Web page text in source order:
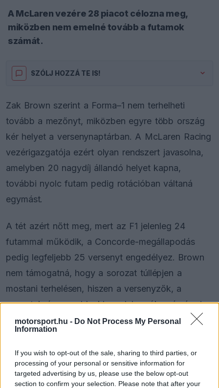
motorsport.hu - Do Not Process My Personal
Information
If you wish to opt-out of the sale, sharing to third parties, or
processing of your personal or sensitive information for
targeted advertising by us, please use the below opt-out
section to confirm your selection. Please note that after your
A McLaren vezére 28 piacot célozna meg,
miközben nem emelné tovább a futamok
számát.
SZÓLJ HOZZÁ TE IS!
Zak Brown szerint a Forma–1 nem terhelheti
tovább a mezőnyt, miközben egyre több ország
kér helyet a versenynaptárban. A McLaren Racing
vezérigazgatója ezért olyan rendszert javasolna,
amelyben 20 nagydíj állandó helyet kapna,
további nyolc futam pedig rotációban váltaná
egymást.
A tét azért nőtt meg, mert az F1 jelenleg 24
futammal működik, a Concorde-megállapodás
pedig legfeljebb 25 versenyt engedélyez. Brown
nem támogatná, hogy a sorozat túllépjen a
mostani terhelésen, hiszen a versenyzők, a
csapatok és a paddockban dolgozók számára is
feszes a program.
ThisThe media could not be loaded, either because
the server or network failed or because the format
is not supported.